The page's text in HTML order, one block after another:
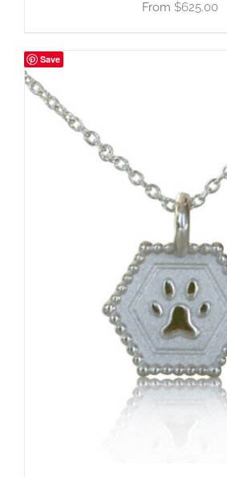
$625.00
Save